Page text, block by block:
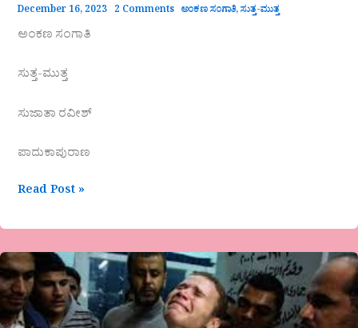
December 16, 2023 2 Comments ಅಂಕಣ ಸಂಗಾತಿ,ಸುತ್ತ-ಮುತ್ತ
ಅಂಕಣ ಸಂಗಾತಿ
ಸುತ್ತ-ಮುತ್ತ
ಸುಜಾತಾ ರವೀಶ್
ಪಾದುಕಾಪುರಾಣ
Read Post »
ವಾಣಿ
ಯಡಹಳ್ಳಿಮಠ
ಹೊಸ
ಕವಿತೆ